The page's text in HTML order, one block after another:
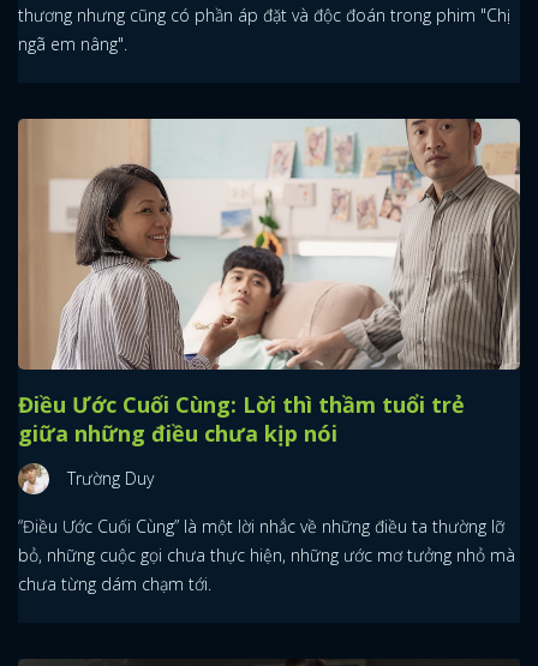
thương nhưng cũng có phần áp đặt và độc đoán trong phim "Chị
ngã em nâng".
Điều Ước Cuối Cùng: Lời thì thầm tuổi trẻ
giữa những điều chưa kịp nói
Trường Duy
“Điều Ước Cuối Cùng” là một lời nhắc về những điều ta thường lỡ
bỏ, những cuộc gọi chưa thực hiện, những ước mơ tưởng nhỏ mà
chưa từng dám chạm tới.